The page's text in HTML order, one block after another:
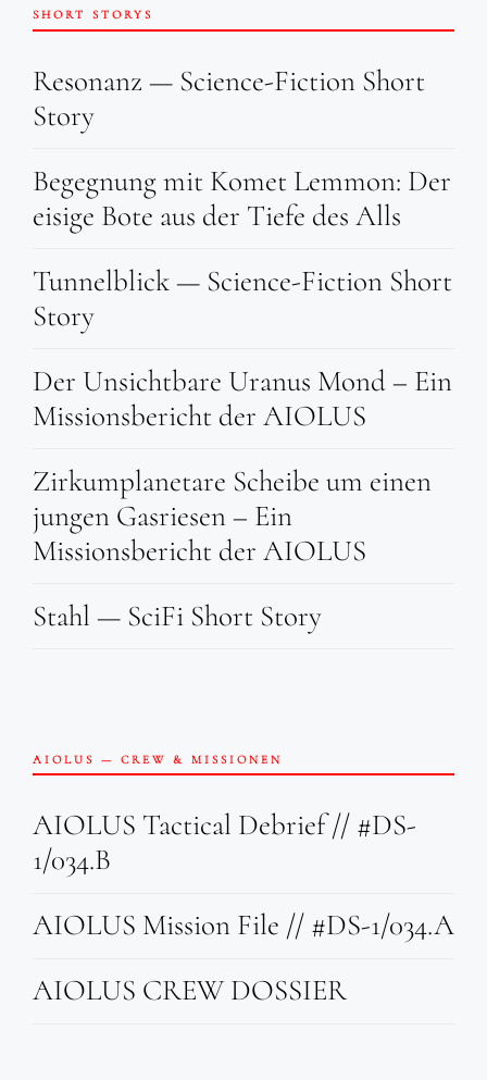
SHORT STORYS
Resonanz — Science-Fiction Short
Story
Begegnung mit Komet Lemmon: Der
eisige Bote aus der Tiefe des Alls
Tunnelblick — Science-Fiction Short
Story
Der Unsichtbare Uranus Mond – Ein
Missionsbericht der AIOLUS
Zirkumplanetare Scheibe um einen
jungen Gasriesen – Ein
Missionsbericht der AIOLUS
Stahl — SciFi Short Story
AIOLUS — CREW & MISSIONEN
AIOLUS Tactical Debrief // #DS-
1/034.B
AIOLUS Mission File // #DS-1/034.A
AIOLUS CREW DOSSIER